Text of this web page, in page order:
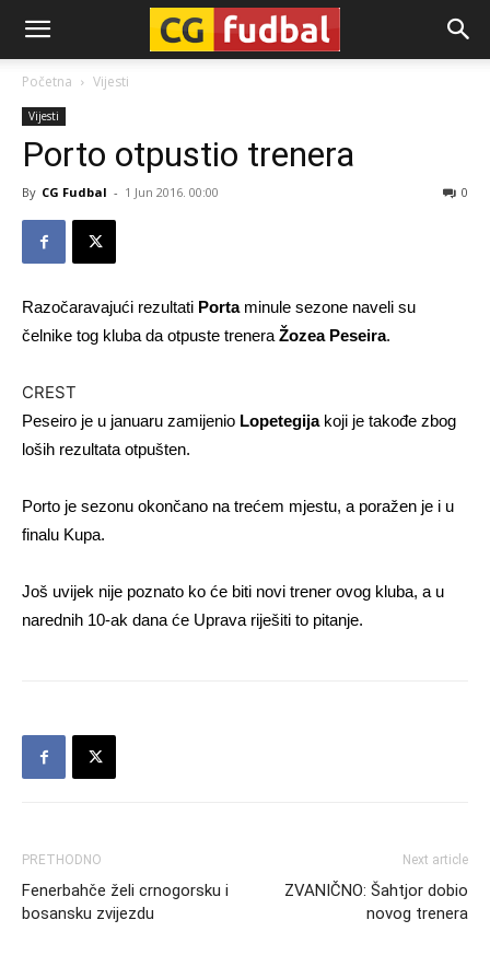
CG-
Fudbal
Početna Vijesti
Vijesti
Porto otpustio trenera
By CG Fudbal - 1 Jun 2016. 00:00 0
Razočaravajući rezultati Portaminule sezone naveli su
čelnike tog kluba da otpuste trenera Žozea Peseira.
CREST
Peseiro je u januaru zamijenio Lopetegijakoji je takođe zbog
loših rezultata otpušten.
Porto je sezonu okončano na trećem mjestu, a poražen je i u
finalu Kupa.
Još uvijek nije poznato ko će biti novi trener ovog kluba, a u
narednih 10-ak dana će Uprava riješiti to pitanje.
PRETHODNO
Fenerbahče želi crnogorsku i
bosansku zvijezdu
Next article
ZVANIČNO: Šahtjor dobio
novog trenera